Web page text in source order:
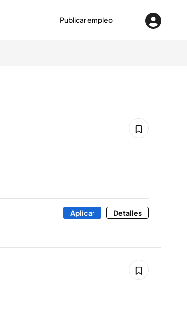
Publicar empleo
Aplicar Detalles